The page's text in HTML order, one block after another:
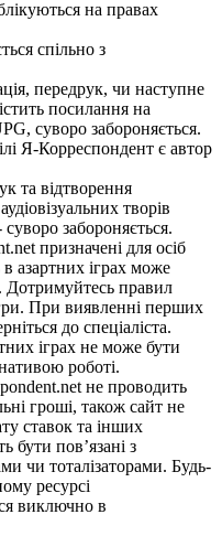
на правах
спільно з
передрук, чи наступне
посилання на
суворо забороняється.
Я-Корреспондент є автор
та відтворення
творів
забороняється.
призначені для осіб
азартних іграх може
Дотримуйтесь правил
При виявленні перших
до спеціаліста.
іграх не може бути
роботі.
не проводить
гроші, також сайт не
ставок та інших
бути пов’язані з
чи тоталізаторами. Будь-
ресурсі
виключно в